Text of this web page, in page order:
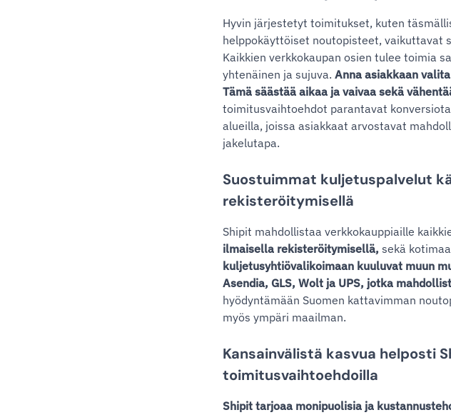
Hyvin järjestetyt toimitukset, kuten
helppokäyttöiset noutopisteet, vaikuttavat
Kaikkien verkkokaupan osien tulee toimia
yhtenäinen ja sujuva. Anna asiakkaan
Tämä säästää aikaa ja vaivaa sekä
toimitusvaihtoehdot parantavat
alueilla, joissa asiakkaat arvostavat
jakelutapa.
Suostuimmat kuljetuspalvelut
rekisteröitymisellä
Shipit mahdollistaa verkkokauppiaille
ilmaisella rekisteröitymisellä, sekä
kuljetusyhtiövalikoimaan kuuluvat muun
Asendia, GLS, Wolt ja UPS, jotka
hyödyntämään Suomen kattavimman
myös ympäri maailman.
Kansainvälistä kasvua helposti
toimitusvaihtoehdoilla
Shipit tarjoaa monipuolisia ja